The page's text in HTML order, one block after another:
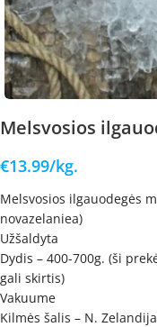
Melsvosios
€13.99/kg.
Melsvosios ilgauodegės
novazelaniea)
Užšaldyta
Dydis – 400-700g. (ši
gali skirtis)
Vakuume
Kilmės šalis – N. Zelandija